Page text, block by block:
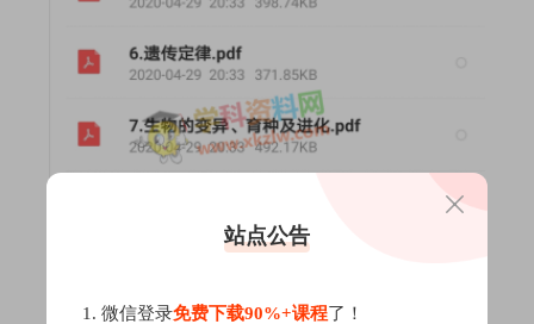
站点公告
1. 微信登录免费下载90%+课程了！